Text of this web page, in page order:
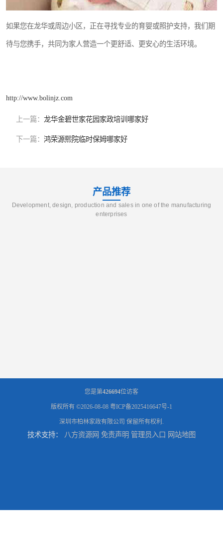
如果您在龙华或周边小区，正在寻找专业的育婴或照护支持，我们期
待与您携手，共同为家人营造一个更舒适、更安心的生活环境。
http://www.bolinjz.com
上一篇： 龙华金碧世家花园家政培训哪家好
下一篇： 鸿荣源熙院临时保姆哪家好
产品推荐
Development, design, production and sales in one of the manufacturing
enterprises
您是第426694位访客
版权所有 ©2026-08-08 粤ICP备2025416647号-1
深圳市柏林家政有限公司 保留所有权利.
技术支持： 八方资源网 免责声明 管理员入口 网站地图